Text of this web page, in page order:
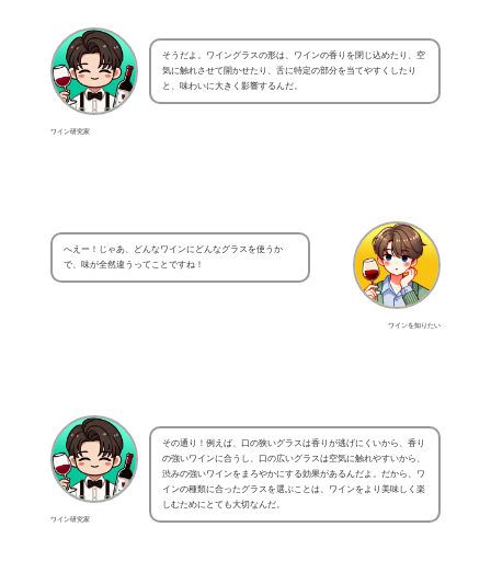
ワイン研究家
そうだよ。ワイングラスの形は、ワインの香りを閉じ込めたり、空
気に触れさせて開かせたり、舌に特定の部分を当てやすくしたり
と、味わいに大きく影響するんだ。
ワインを知りたい
へえー！じゃあ、どんなワインにどんなグラスを使うか
で、味が全然違うってことですね！
ワイン研究家
その通り！例えば、口の狭いグラスは香りが逃げにくいから、香り
の強いワインに合うし、口の広いグラスは空気に触れやすいから、
渋みの強いワインをまろやかにする効果があるんだよ。だから、ワ
インの種類に合ったグラスを選ぶことは、ワインをより美味しく楽
しむためにとても大切なんだ。